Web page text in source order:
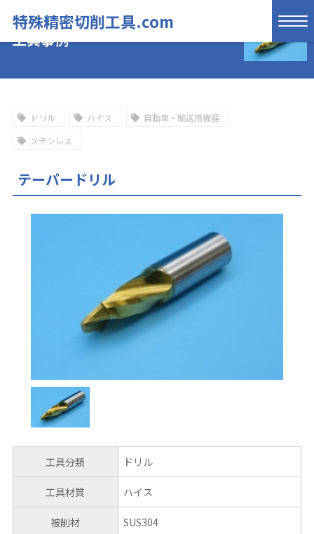
特殊精密切削工具.com
工具事例
ドリル ハイス
自動車・輸送用機器
ステンレス
テーパードリル
工具分類 ドリル
工具材質 ハイス
被削材 SUS304